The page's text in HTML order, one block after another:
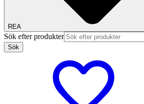
REA
Sök efter produkter
Sök